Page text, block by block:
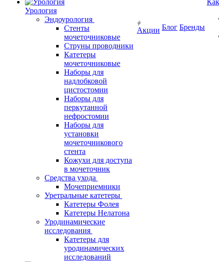
Урология
Эндоурология
Стенты
мочеточниковые
Струны проводники
Катетеры
мочеточниковые
Наборы для
надлобковой
цистостомии
Наборы для
перкутанной
нефростомии
Наборы для
установки
мочеточникового
стента
Кожухи для доступа
в мочеточник
Средства ухода
Мочеприемники
Уретральные катетеры
Катетеры Фолея
Катетеры Нелатона
Уродинамические
исследования
Катетеры для
уродинамических
исследований
Акции Блог Бренды